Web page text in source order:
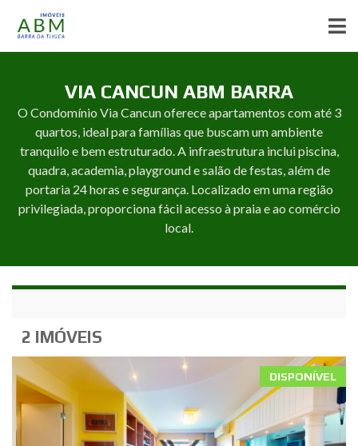
VIA CANCUN ABM BARRA
O Condomínio Via Cancun oferece apartamentos com até 3
quartos, ideal para famílias que buscam um ambiente
tranquilo e bem estruturado. A infraestrutura inclui piscina,
quadra, academia, playground e salão de festas, além de
portaria 24 horas e segurança. Localizado em uma região
privilegiada, proporciona fácil acesso à praia e ao comércio
local.
2 IMÓVEIS
DISPONÍVEL